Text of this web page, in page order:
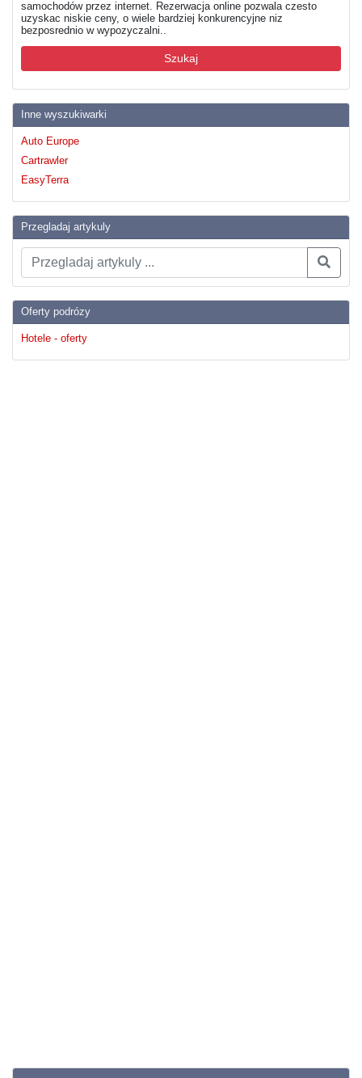
samochodów przez internet. Rezerwacja online pozwala czesto
uzyskac niskie ceny, o wiele bardziej konkurencyjne niz
bezposrednio w wypozyczalni..
Szukaj
Inne wyszukiwarki
Auto Europe
Cartrawler
EasyTerra
Przegladaj artykuly
Oferty podrózy
Hotele - oferty